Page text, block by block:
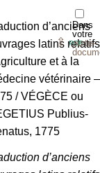
Dans
votre
porte-
⇪ PDF
d’anciens
latins
et à la
vétérinaire
/ VÉGÈCE ou
Publius-
1775
d’anciens